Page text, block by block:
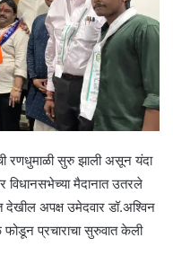
रणधुमाळी सुरु झाली असून यंदा
विधानसभेच्या मैदानात उतरले
अपक्ष उमेदवार डॉ.अश्विन
फोडून प्रचाराचा सुरुवात केली